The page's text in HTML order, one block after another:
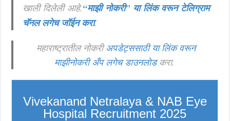
खाली दिलेली आहे.“माझी नोकरी” या लिंक वरून टेलिग्राम
चॅनल लगेच जॉईन करा.
महाराष्ट्रातील नोकरीअपडेट्ससाठी या लिंक वरून
माझीनोकरी अँप लगेच डाउनलोडकरा.
Vivekanand Netralaya & NAB Eye
Hospital Recruitment 2025